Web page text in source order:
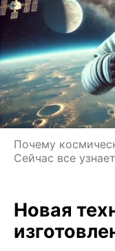
Почему
Сейчас все
Новая